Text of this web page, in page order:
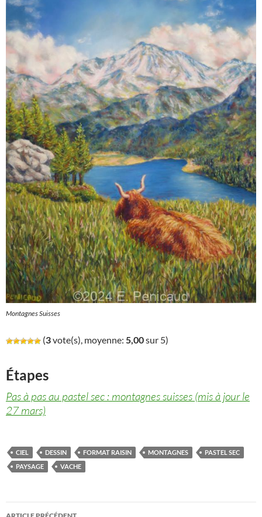
Montagnes Suisses
(3vote(s), moyenne: 5,00sur 5)
Étapes
Pas à pas au pastel sec : montagnes suisses (mis à jour le
27 mars)
CIEL DESSIN FORMAT RAISIN MONTAGNES
PASTEL SEC
PAYSAGE
VACHE
Navigation